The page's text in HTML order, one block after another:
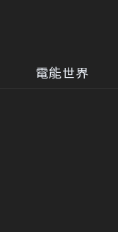
電能世界